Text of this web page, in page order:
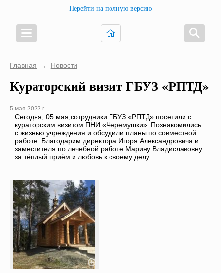
Перейти на полную версию
Главная → Новости
Кураторский визит ГБУЗ «РПТД»
5 мая 2022 г.
Сегодня, 05 мая,сотрудники ГБУЗ «РПТД» посетили с
кураторским визитом ПНИ «Черемушки». Познакомились
с жизнью учреждения и обсудили планы по совместной
работе. Благодарим директора Игоря Александровича и
заместителя по лечебной работе Марину Владиславовну
за тёплый приём и любовь к своему делу.